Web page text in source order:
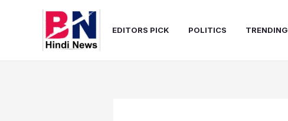
EDITORS PICK POLITICS TRENDING